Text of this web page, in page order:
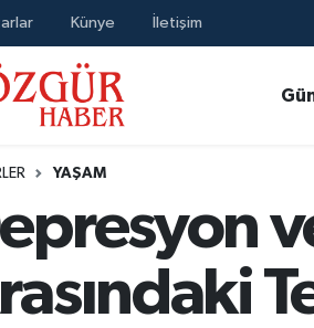
Künye İletişim
YAŞAM
Durumu ve Fikstür